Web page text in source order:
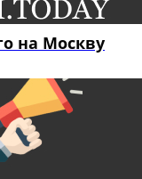
на Москву